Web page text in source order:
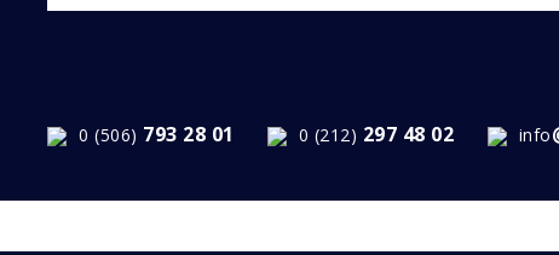
Gönder
0 (506) 793 28 01 0 (212) 297 48 02 info